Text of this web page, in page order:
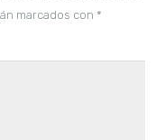
marcados con *